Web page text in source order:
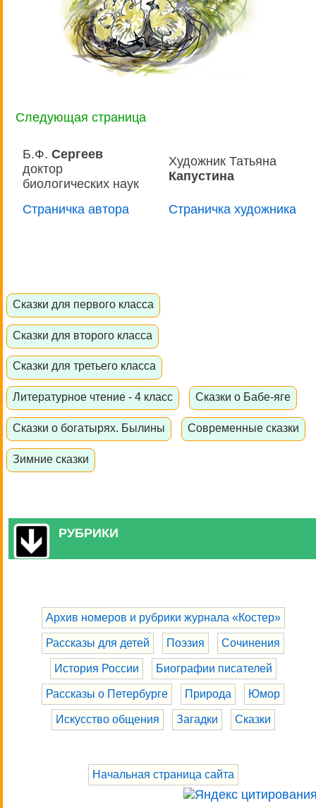
Следующая страница
Б.Ф. Сергеев
доктор
биологических наук
Художник Татьяна
Капустина
Страничка автора Страничка художника
Сказки для первого класса
Сказки для второго класса
Сказки для третьего класса
Литературное чтение - 4 класс Сказки о Бабе-яге
Сказки о богатырях. Былины Современные сказки
Зимние сказки
РУБРИКИ
Архив номеров и рубрики журнала «Костер»
Рассказы для детей Поэзия Сочинения
История России Биографии писателей
Рассказы о Петербурге Природа Юмор
Искусство общения Загадки Сказки
Начальная страница сайта